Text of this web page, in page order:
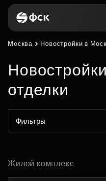
Москва Новостройки в
отделки
Фильтры
Жилой комплекс